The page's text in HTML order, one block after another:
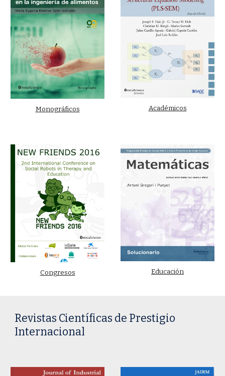
Monográficos Académicos
Congresos Educación
Revistas Científicas de Prestigio
Internacional